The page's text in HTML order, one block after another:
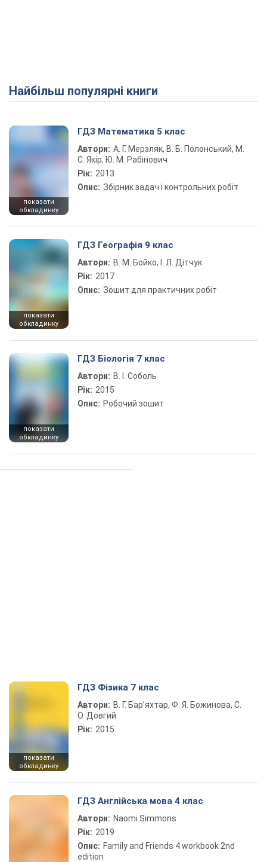
Найбільш популярні книги
показати
обкладинку
ГДЗ Математика 5 клас
Автори: А. Г. Мерзляк, В. Б. Полонський, М.
С. Якір, Ю. М. Рабінович
Рік: 2013
Опис: Збірник задач і контрольних робіт
показати
обкладинку
ГДЗ Географія 9 клас
Автори: В. М. Бойко, І. Л. Дітчук
Рік: 2017
Опис: Зошит для практичних робіт
показати
обкладинку
ГДЗ Біологія 7 клас
Автори: В. І. Соболь
Рік: 2015
Опис: Робочий зошит
показати
обкладинку
ГДЗ Фізика 7 клас
Автори: В. Г. Бар’яхтар, Ф. Я. Божинова, С.
О. Довгий
Рік: 2015
ГДЗ Англійська мова 4 клас
Автори: Naomi Simmons
Рік: 2019
Опис: Family and Friends 4 workbook 2nd
edition